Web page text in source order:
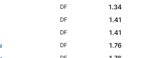
DF
1.34
DF
1.41
DF
1.41
DF
1.76